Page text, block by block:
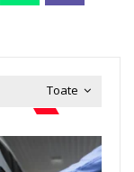
Toate